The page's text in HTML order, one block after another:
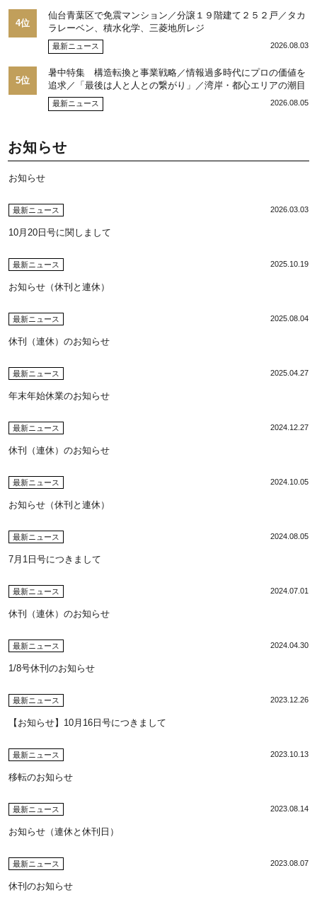
4位
仙台青葉区で免震マンション／分譲１９階建て２５２戸／タカ
ラレーベン、積水化学、三菱地所レジ
最新ニュース 2026.08.03
5位
暑中特集 構造転換と事業戦略／情報過多時代にプロの価値を
追求／「最後は人と人との繋がり」／湾岸・都心エリアの潮目
を注視／“リパーク”次世代展開／三井不動産リアルティ／児玉
光博社長に聞く
最新ニュース 2026.08.05
お知らせ
お知らせ
最新ニュース 2026.03.03
10月20日号に関しまして
最新ニュース 2025.10.19
お知らせ（休刊と連休）
最新ニュース 2025.08.04
休刊（連休）のお知らせ
最新ニュース 2025.04.27
年末年始休業のお知らせ
最新ニュース 2024.12.27
休刊（連休）のお知らせ
最新ニュース 2024.10.05
お知らせ（休刊と連休）
最新ニュース 2024.08.05
7月1日号につきまして
最新ニュース 2024.07.01
休刊（連休）のお知らせ
最新ニュース 2024.04.30
1/8号休刊のお知らせ
最新ニュース 2023.12.26
【お知らせ】10月16日号につきまして
最新ニュース 2023.10.13
移転のお知らせ
最新ニュース 2023.08.14
お知らせ（連休と休刊日）
最新ニュース 2023.08.07
休刊のお知らせ